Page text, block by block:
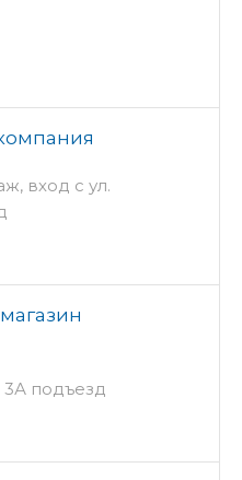
вход с ул.
3А подъезд